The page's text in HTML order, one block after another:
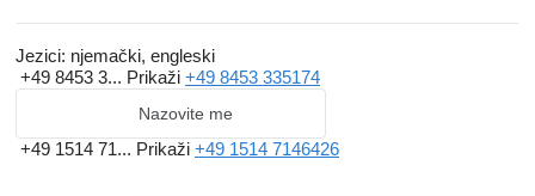
Jezici: njemački, engleski
+49 8453 3... Prikaži +49 8453 335174
Nazovite me
+49 1514 71... Prikaži +49 1514 7146426